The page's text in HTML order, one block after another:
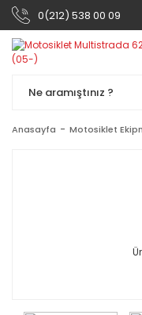
0(212) 538 00 09
Anasayfa Motosiklet